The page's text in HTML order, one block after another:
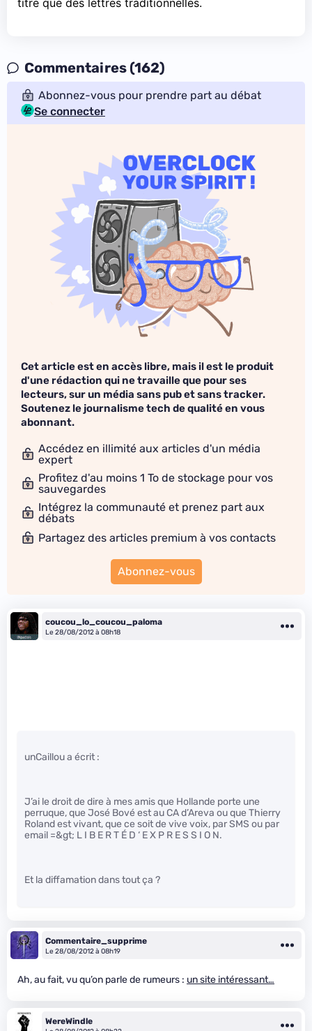
titre que des lettres traditionnelles.
Commentaires (162)
Abonnez-vous pour prendre part au débat
Se connecter
Cet article est en accès libre, mais il est le produit
d'une rédaction qui ne travaille que pour ses
lecteurs, sur un média sans pub et sans tracker.
Soutenez le journalisme tech de qualité en vous
abonnant.
Accédez en illimité aux articles d'un média
expert
Profitez d'au moins 1 To de stockage pour vos
sauvegardes
Intégrez la communauté et prenez part aux
débats
Partagez des articles premium à vos contacts
Abonnez-vous
coucou_lo_coucou_paloma
Le 28/08/2012 à 08h18
unCaillou a écrit :
J’ai le droit de dire à mes amis que Hollande porte une
perruque, que José Bové est au CA d’Areva ou que Thierry
Roland est vivant, que ce soit de vive voix, par SMS ou par
email =&gt; L I B E R T É D ‘ E X P R E S S I O N.
Et la diffamation dans tout ça ?
Commentaire_supprime
Le 28/08/2012 à 08h19
Ah, au fait, vu qu’on parle de rumeurs : un site intéressant…
WereWindle